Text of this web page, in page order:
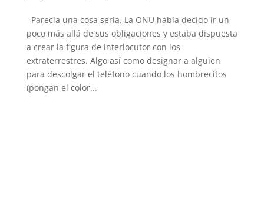
Parecía una cosa seria. La ONU había decido ir un
poco más allá de sus obligaciones y estaba dispuesta
a crear la figura de interlocutor con los
extraterrestres. Algo así como designar a alguien
para descolgar el teléfono cuando los hombrecitos
(pongan el color...